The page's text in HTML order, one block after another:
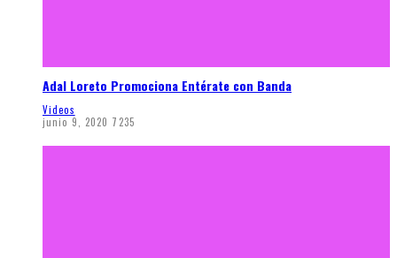
Adal Loreto Promociona Entérate con Banda
Videos
junio 9, 2020 7235